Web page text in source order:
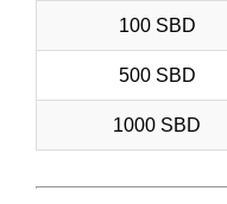
100 SBD
500 SBD
1000 SBD